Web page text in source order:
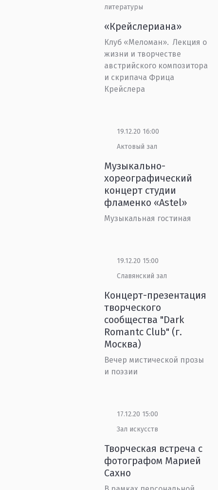
литературы
«Крейслериана»
Клуб «Меломан». Лекция о
жизни и творчестве
австрийского композитора
и скрипача Фрица
Крейслера
19.12.20 16:00
Актовый зал
Музыкально-
хореографический
концерт студии
фламенко «Astel»
Музыкальная гостиная
19.12.20 15:00
Славянский зал
Концерт-презентация
творческого
сообщества "Dаrk
Romantc Club" (г.
Москва)
Вечер мистической прозы
и поэзии
17.12.20 15:00
Зал искусств
Творческая встреча с
фотографом Марией
Сахно